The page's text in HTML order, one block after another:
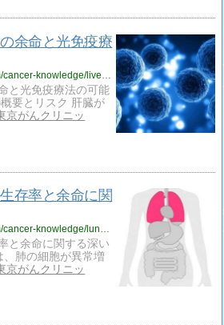
余命と光免疫療
https://gan-chiryou-clinic.com/cancer-knowledge/liver-cancer-life-expectancy/
と光免疫療法の可能
要とリスク 肝臓が
京がんクリニッ
存率と余命に関
https://gan-chiryou-clinic.com/cancer-knowledge/lung-cancer-survival-rate/
と余命に関する深い
肺の細胞が異常増
京がんクリニッ